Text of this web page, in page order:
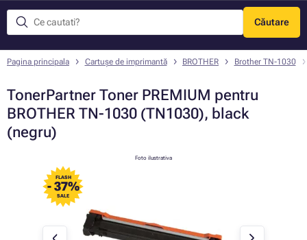
Căutare
Meniu
Pagina principala Cartușe de imprimantă BROTHER Brother TN-1030
TonerPartner Toner PREMIUM pentru
BROTHER TN-1030 (TN1030), black
(negru)
FLASH
- 37%
SALE
Foto ilustrativa